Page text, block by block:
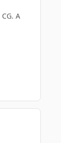
A